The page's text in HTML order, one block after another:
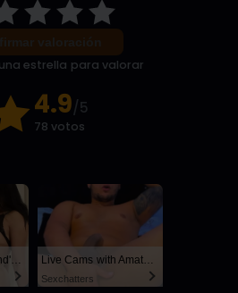
estrella para valorar
4.9/5
78 votos
Fucking my girlfriend's hot mommy by mistake Live Cams with Amateur Men
Sexchatters